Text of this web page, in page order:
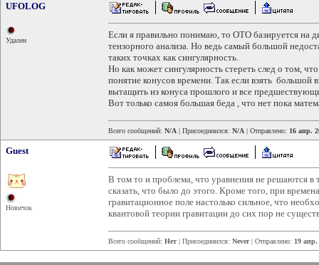
UFOLOG
Удален
Если я правильно понимаю, то ОТО базируется на
тензорного анализа. Но ведь самый большой
таких точках как сингулярность.
Но как может сингулярность стереть след о том,
понятие конусов времени. Так если взять большой
вытащить из конуса прошлого и все
Вот только самоя большая беда , что нет пока
Всего сообщений: N/A | Присоединился: N/A | Отправлено: 16 апр.
Guest
Новичок
В том то и проблема, что уравнения не решаются в
сказать, что было до этого. Кроме того, при
гравитационное поле настолько сильное, что
квантовой теории гравитации до сих пор не
Всего сообщений: Нет | Присоединился: Never| Отправлено: 19 апр.